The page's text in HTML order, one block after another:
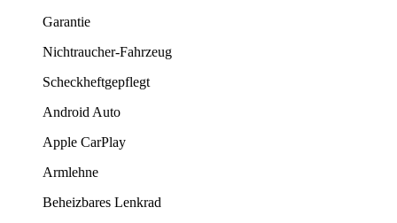
Garantie
Nichtraucher-Fahrzeug
Scheckheftgepflegt
Android Auto
Apple CarPlay
Armlehne
Beheizbares Lenkrad